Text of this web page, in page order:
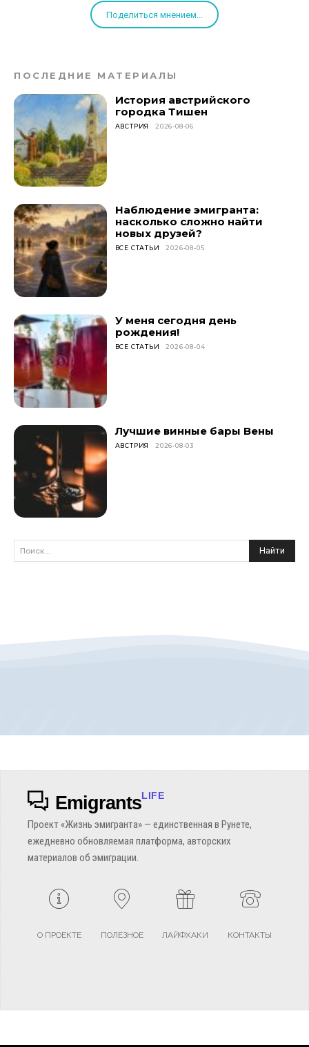
Поделиться мнением...
ПОСЛЕДНИЕ МАТЕРИАЛЫ
История австрийского
городка Тишен
АВСТРИЯ 2026-08-06
Наблюдение эмигранта:
насколько сложно найти
новых друзей?
ВСЕ СТАТЬИ 2026-08-05
У меня сегодня день
рождения!
ВСЕ СТАТЬИ 2026-08-04
Лучшие винные бары Вены
АВСТРИЯ 2026-08-03
Поиск... Найти
EmigrantsLIFE
Проект «Жизнь эмигранта» — единственная в Рунете,
ежедневно обновляемая платформа, авторских
материалов об эмиграции.
О ПРОЕКТЕ ПОЛЕЗНОЕ ЛАЙФХАКИ КОНТАКТЫ